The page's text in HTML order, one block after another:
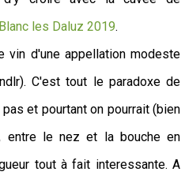
les Daluz 2019.
vin d'une appellation modeste
C'est tout le paradoxe de
et pourtant on pourrait (bien
le nez et la bouche en
tout à fait interessante. A